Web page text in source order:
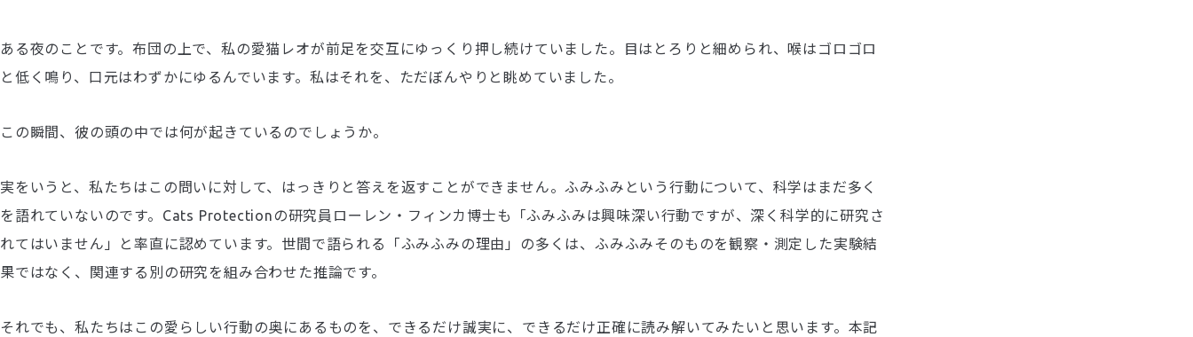
ある夜のことです。布団の上で、私の愛猫レオが前足を交互にゆっくり押し続けていました。目はとろりと細められ、喉はゴロゴロ
と低く鳴り、口元はわずかにゆるんでいます。私はそれを、ただぼんやりと眺めていました。
この瞬間、彼の頭の中では何が起きているのでしょうか。
実をいうと、私たちはこの問いに対して、はっきりと答えを返すことができません。ふみふみという行動について、科学はまだ多く
を語れていないのです。Cats Protectionの研究員ローレン・フィンカ博士も「ふみふみは興味深い行動ですが、深く科学的に研究さ
れてはいません」と率直に認めています。世間で語られる「ふみふみの理由」の多くは、ふみふみそのものを観察・測定した実験結
果ではなく、関連する別の研究を組み合わせた推論です。
それでも、私たちはこの愛らしい行動の奥にあるものを、できるだけ誠実に、できるだけ正確に読み解いてみたいと思います。本記